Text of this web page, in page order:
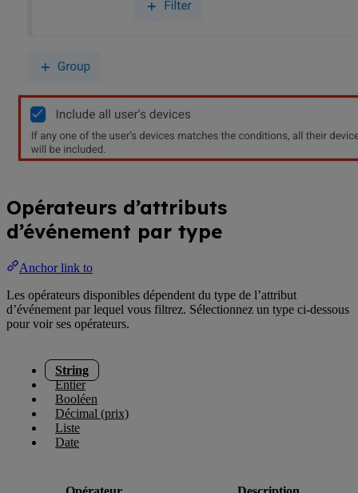
Opérateurs d’attributs
d’événement par type
Anchor link to
Les opérateurs disponibles dépendent du type de l’attribut
d’événement par lequel vous filtrez. Sélectionnez un type ci-dessous
pour voir ses opérateurs.
String
Entier
Booléen
Décimal (prix)
Liste
Date